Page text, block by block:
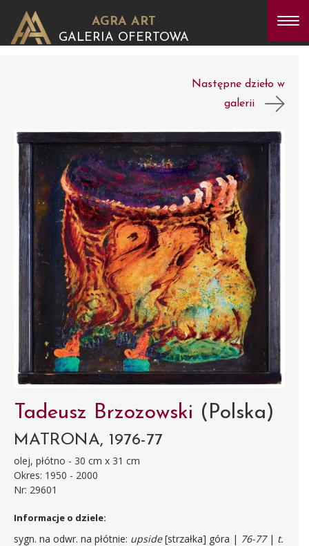
AGRA ART
GALERIA OFERTOWA
Następne dzieło w
galerii
Tadeusz Brzozowski (Polska)
MATRONA, 1976-77
olej, płótno - 30 cm x 31 cm
Okres: 1950 - 2000
Nr: 29601
Informacje o dziele:
sygn. na odwr. na płótnie: upside[strzałka] góra | 76-77| t.